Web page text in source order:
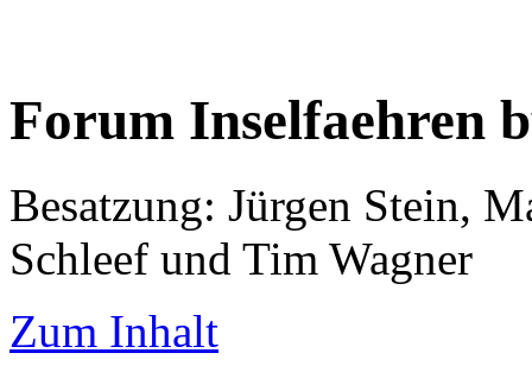
Forum Inselfaehren
Besatzung: Jürgen Stein,
Schleef und Tim Wagner
Zum Inhalt